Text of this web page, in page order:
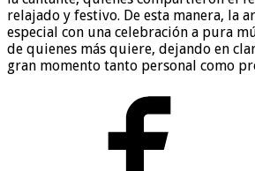
relajado y festivo. De esta manera, la
especial con una celebración a pura
de quienes más quiere, dejando en
gran momento tanto personal como